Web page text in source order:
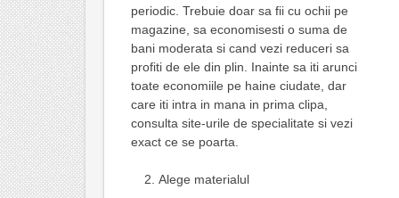
periodic. Trebuie doar sa fii cu ochii pe
magazine, sa economisesti o suma de
bani moderata si cand vezi reduceri sa
profiti de ele din plin. Inainte sa iti arunci
toate economiile pe haine ciudate, dar
care iti intra in mana in prima clipa,
consulta site-urile de specialitate si vezi
exact ce se poarta.
Alege materialul